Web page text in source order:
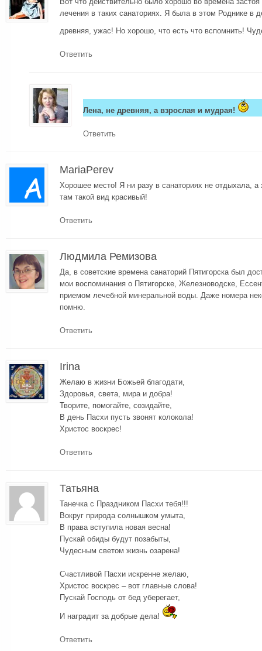
лечения в таких санаториях. Я была в этом Роднике в
древняя, ужас! Но хорошо, что есть что вспомнить!
Ответить
Лена, не древняя, а взрослая и мудрая!
Ответить
MariaPerev
Хорошее место! Я ни разу в санаториях не отдыхала, а
там такой вид красивый!
Ответить
Людмила Ремизова
Да, в советские времена санаторий Пятигорска был
мои воспоминания о Пятигорске, Железноводске,
приемом лечебной минеральной воды. Даже номера
помню.
Ответить
Irina
Желаю в жизни Божьей благодати,
Здоровья, света, мира и добра!
Творите, помогайте, созидайте,
В день Пасхи пусть звонят колокола!
Христос воскрес!
Ответить
Татьяна
Танечка с Праздником Пасхи тебя!!!
Вокруг природа солнышком умыта,
В права вступила новая весна!
Пускай обиды будут позабыты,
Чудесным светом жизнь озарена!
Счастливой Пасхи искренне желаю,
Христос воскрес – вот главные слова!
Пускай Господь от бед уберегает,
И наградит за добрые дела!
Ответить